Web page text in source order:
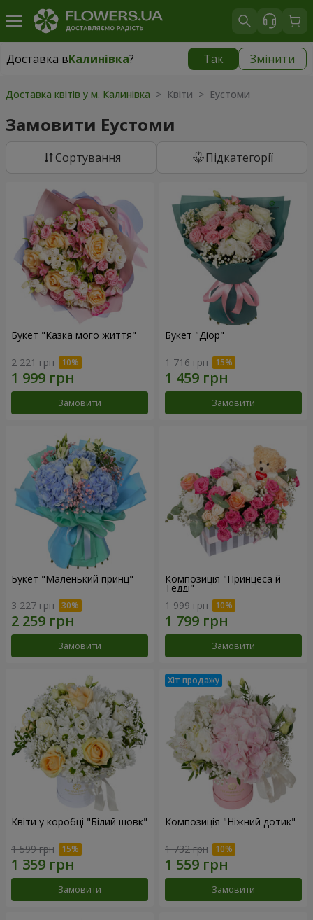
Доставка вКалинівка? Так Змінити
Доставка вКалинівка|
Доставка квітів у м. Калинівка > Квіти > Еустоми
Замовити Еустоми
Сортування Підкатегорії
Букет "Казка мого життя"
2 221 грн
Замовити
Букет "Діор"
1 716 грн
Замовити
Букет "Маленький принц"
3 227 грн
Замовити
Композиція "Принцеса й
Тедді"
1 999 грн
Замовити
Квіти у коробці "Білий шовк"
1 599 грн
Замовити
Композиція "Ніжний дотик"
1 732 грн
Замовити